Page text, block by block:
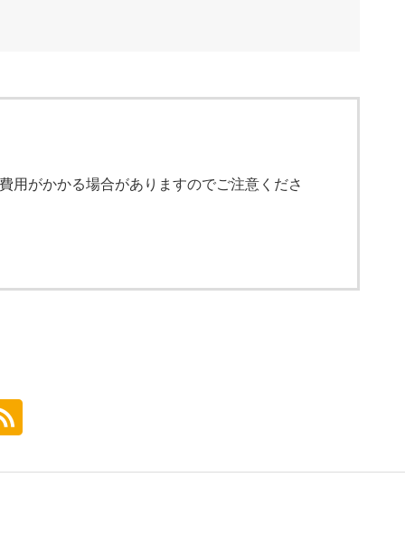
用がかかる場合がありますのでご注意くださ